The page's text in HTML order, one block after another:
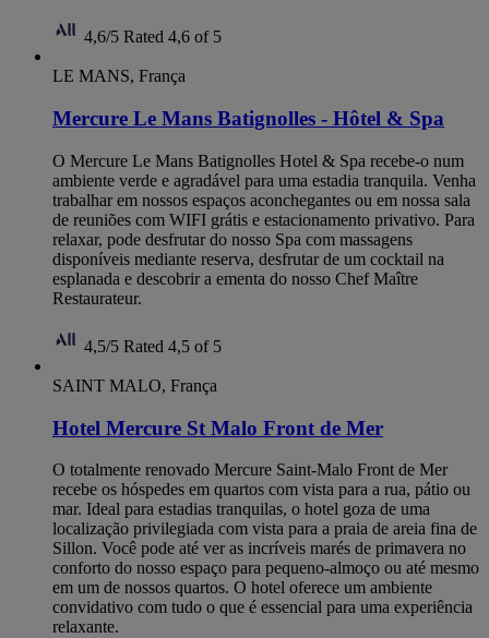
4,6/5 Rated 4,6 of 5
LE MANS, França
Mercure Le Mans Batignolles - Hôtel & Spa
O Mercure Le Mans Batignolles Hotel & Spa recebe-o num
ambiente verde e agradável para uma estadia tranquila. Venha
trabalhar em nossos espaços aconchegantes ou em nossa sala
de reuniões com WIFI grátis e estacionamento privativo. Para
relaxar, pode desfrutar do nosso Spa com massagens
disponíveis mediante reserva, desfrutar de um cocktail na
esplanada e descobrir a ementa do nosso Chef Maître
Restaurateur.
4,5/5 Rated 4,5 of 5
SAINT MALO, França
Hotel Mercure St Malo Front de Mer
O totalmente renovado Mercure Saint-Malo Front de Mer
recebe os hóspedes em quartos com vista para a rua, pátio ou
mar. Ideal para estadias tranquilas, o hotel goza de uma
localização privilegiada com vista para a praia de areia fina de
Sillon. Você pode até ver as incríveis marés de primavera no
conforto do nosso espaço para pequeno-almoço ou até mesmo
em um de nossos quartos. O hotel oferece um ambiente
convidativo com tudo o que é essencial para uma experiência
relaxante.